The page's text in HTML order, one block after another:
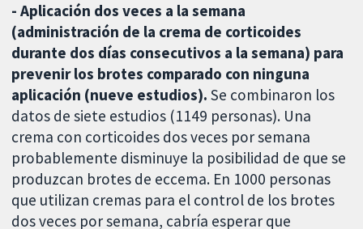
- Aplicación dos veces a la semana
(administración de la crema de corticoides
durante dos días consecutivos a la semana) para
prevenir los brotes comparado con ninguna
aplicación (nueve estudios).Se combinaron los
datos de siete estudios (1149 personas). Una
crema con corticoides dos veces por semana
probablemente disminuye la posibilidad de que se
produzcan brotes de eccema. En 1000 personas
que utilizan cremas para el control de los brotes
dos veces por semana, cabría esperar que